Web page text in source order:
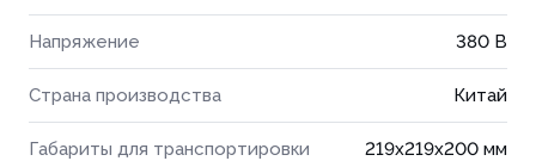
Напряжение 380 В
Страна производства Китай
Габариты для транспортировки 219x219x200 мм